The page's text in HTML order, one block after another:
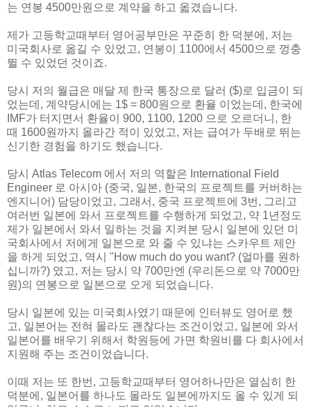
는 연봉 4500만원으로 계약을 하고 옯겼습니다.
제가 고등학교때부터 영어공부만은 꾸준히 한 덕분에, 저는
미국회사로 옮길 수 있었고, 연봉이 1100에서 4500으로 껑충
뛸 수 있었던 것이죠.
당시 저의 월급은 매달 제 한국 통장으로 달러 ($)로 입금이 되
었는데, 계약당시에는 1$ = 800원으로 환율 이었는데, 한국에
IMF가 터지면서 환율이 900, 1100, 1200 으로 오르더니, 한
때 1600원까지 올라간 적이 있었고, 저는 급여가 두배로 뛰는
신기한 경험을 하기도 했습니다.
당시 Atlas Telecom 에서 저의 역할은 International Field
Engineer 로 아시아 (중국, 일본, 한국의 프로젝트를 커버하는
엔지니어) 담당이었고, 그래서, 중국 프로젝트에 3번, 그리고
여러번 일본에 와서 프로젝트를 수행하게 되었고, 약 1년정도
제가 일본에서 와서 일하는 것을 지켜본 당시 일본에 있던 미
국회사에서 저에게 일본으로 와 줄 수 있냐는 스카우트 제안
을 하게 되었고, 역시 "How much do you want? (얼마를 원하
십니까?) 였고, 저는 당시 약 700만엔 (우리돈으로 약 7000만
원)의 연봉으로 일본으로 오게 되었습니다.
당시 일본에 있는 미국회사였기 때문에 인터뷰도 영어로 했
고, 일본어는 전혀 몰라도 괜찮다는 조건이었고, 일본에 와서
일본어를 배우기 위해서 학원등에 가면 학원비를 다 회사에서
지원해 주는 조건이었습니다.
이때 저는 또 한번, 고등학교때부터 영어하나만은 열심히 한
덕분에, 일본어를 하나도 몰라도 일본에까지도 올 수 있게 되